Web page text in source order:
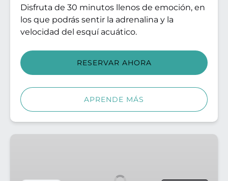
Disfruta de 30 minutos llenos de emoción, en
los que podrás sentir la adrenalina y la
velocidad del esquí acuático.
RESERVAR AHORA
APRENDE MÁS